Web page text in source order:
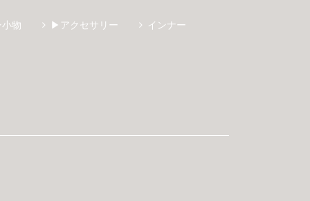
物 ▶アクセサリー インナー